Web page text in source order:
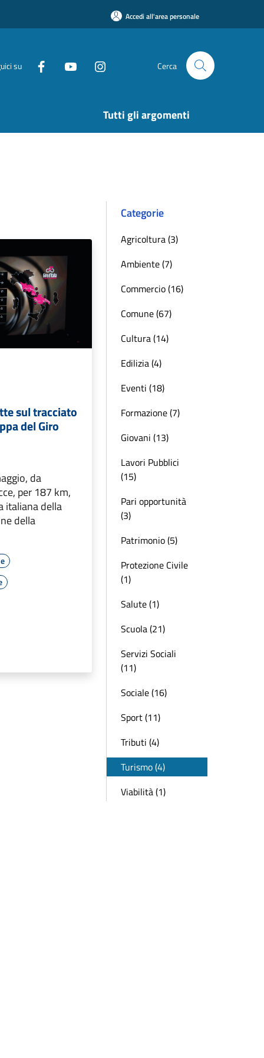
Accedi all'area personale
su Cerca
Tutti gli argomenti
sul tracciato
del Giro
da
per 187 km,
italiana della
della
Categorie
Agricoltura (3)
Ambiente (7)
Commercio (16)
Comune (67)
Cultura (14)
Edilizia (4)
Eventi (18)
Formazione (7)
Giovani (13)
Lavori Pubblici
(15)
Pari opportunità
(3)
Patrimonio (5)
Protezione Civile
(1)
Salute (1)
Scuola (21)
Servizi Sociali
(11)
Sociale (16)
Sport (11)
Tributi (4)
Turismo (4)
Viabilità (1)